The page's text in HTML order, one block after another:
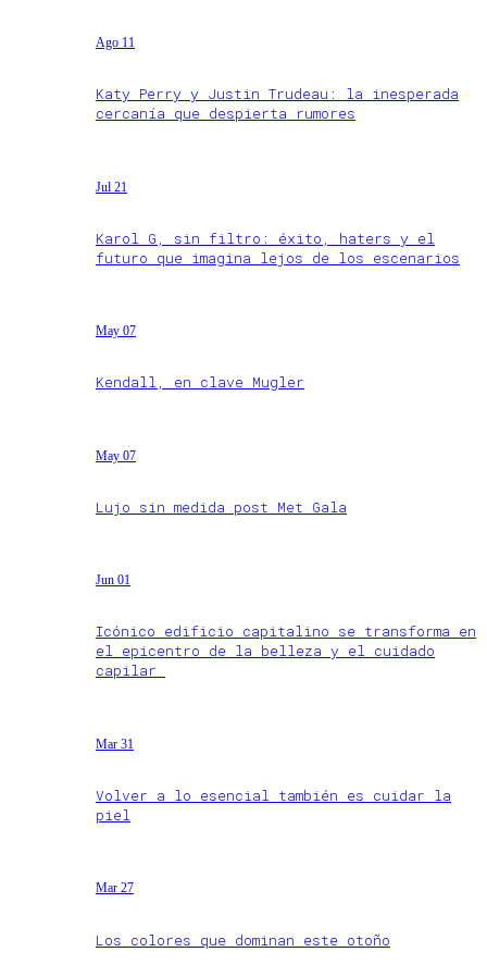
Ago 11
Katy Perry y Justin Trudeau: la inesperada
cercanía que despierta rumores
Jul 21
Karol G, sin filtro: éxito, haters y el
futuro que imagina lejos de los escenarios
May 07
Kendall, en clave Mugler
May 07
Lujo sin medida post Met Gala
Jun 01
Icónico edificio capitalino se transforma en
el epicentro de la belleza y el cuidado
capilar
Mar 31
Volver a lo esencial también es cuidar la
piel
Mar 27
Los colores que dominan este otoño